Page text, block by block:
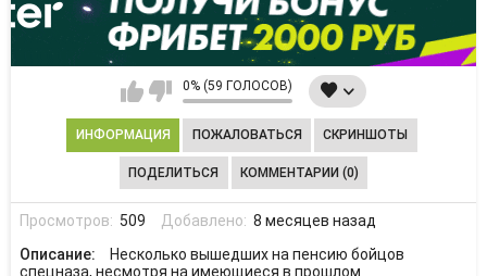
0% (59 ГОЛОСОВ)
ИНФОРМАЦИЯ ПОЖАЛОВАТЬСЯ СКРИНШОТЫ
ПОДЕЛИТЬСЯ КОММЕНТАРИИ (0)
Просмотров: 509 Добавлено: 8 месяцев назад
Описание:
Несколько вышедших на пенсию бойцов
спецназа, несмотря на имеющиеся в прошлом